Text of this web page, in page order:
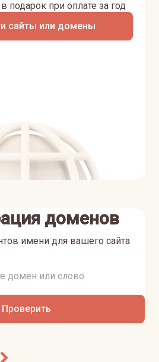
сайты или домены
подарок при оплате за год
доменов
имени для вашего сайта
Проверить